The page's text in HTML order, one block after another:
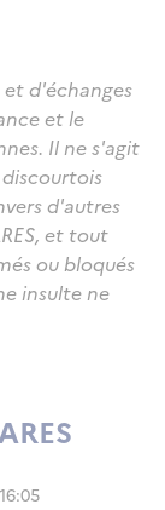
d'échanges
et le
Il ne s'agit
d'autres
et tout
ou bloqués
insulte ne